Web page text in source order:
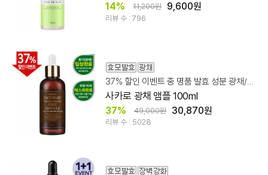
14% 11,200원 9,600원
리뷰 수 : 796
37% 할인 이벤트 중 명품 발효 성분 광채/리뉴얼/보습
사카로 광채 앰플 100ml
37% 49,000원 30,870원
리뷰 수 : 5028